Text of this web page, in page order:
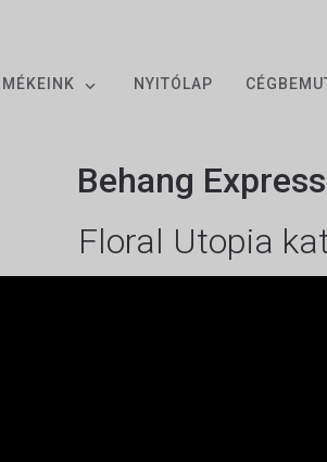
NYITÓLAP
Behang
Floral Utopia